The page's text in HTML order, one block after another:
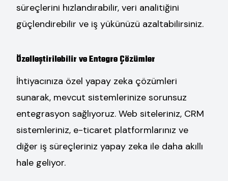
süreçlerini hızlandırabilir, veri analitiğini
güçlendirebilir ve iş yükünüzü azaltabilirsiniz.
Özelleştirilebilir ve Entegre Çözümler
İhtiyacınıza özel yapay zeka çözümleri
sunarak, mevcut sistemlerinize sorunsuz
entegrasyon sağlıyoruz. Web siteleriniz, CRM
sistemleriniz, e-ticaret platformlarınız ve
diğer iş süreçleriniz yapay zeka ile daha akıllı
hale geliyor.